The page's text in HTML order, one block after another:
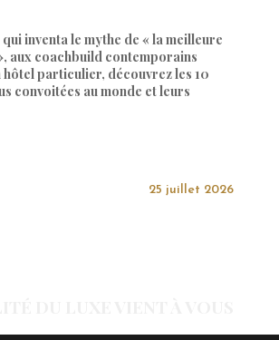
inventa le mythe de « la meilleure
aux coachbuild contemporains
hôtel particulier, découvrez les 10
convoitées au monde et leurs
25 juillet 2026